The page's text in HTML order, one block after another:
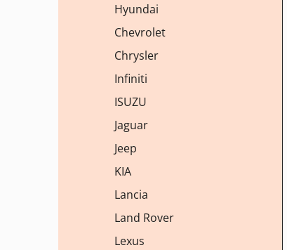
Hyundai
Chevrolet
Chrysler
Infiniti
ISUZU
Jaguar
Jeep
KIA
Lancia
Land Rover
Lexus